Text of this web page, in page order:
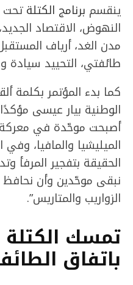
ينقسم برنامج الكتلة
النهوض، الاقتصاد
مدن الغد، أرياف
طائفتي، التحييد سيادة
كما بدء المؤتمر بكلمة
الوطنية بيار عيسى
أصبحت موحّدة في
الميليشيا والمافيا،
الحقيقة بتفجير المرفأ
نبقى موحّدين وأن
الزواريب والمتاريس”.
تمسك الكتلة
باتفاق